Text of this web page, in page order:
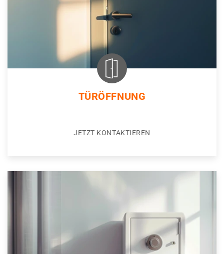
TÜRÖFFNUNG
JETZT KONTAKTIEREN